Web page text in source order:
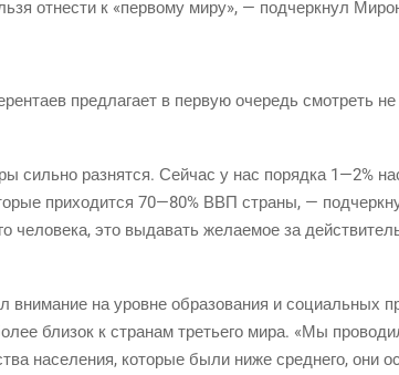
отне­сти к «пер­во­му миру», — под­черк­нул
пред­ла­га­ет в первую оче­редь смот­реть
силь­но раз­нят­ся. Сей­час у нас поряд­ка 1—2%
при­хо­дит­ся 70—80% ВВП стра­ны, —
чело­ве­ка, это выда­вать жела­е­мое за
вни­ма­ние на уровне обра­зо­ва­ния и соци­аль­ных
бли­зок к стра­нам тре­тье­го мира. «Мы
насе­ле­ния, кото­рые были ниже сред­не­го, они